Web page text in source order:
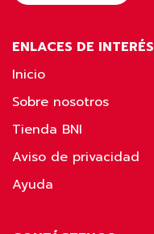
ENLACES DE INTERÉS
Inicio
Sobre nosotros
Tienda BNI
Aviso de privacidad
Ayuda